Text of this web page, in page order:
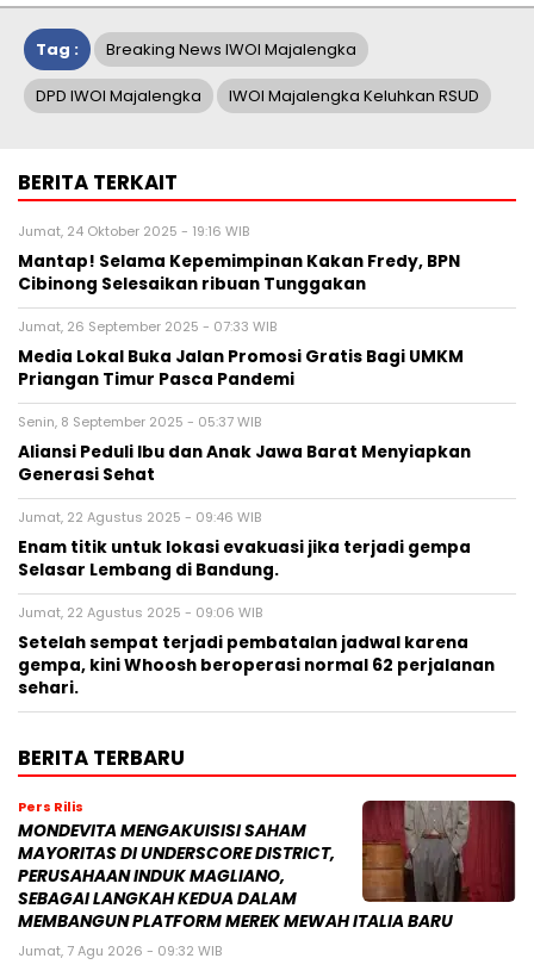
Tag : Breaking News IWOI Majalengka
DPD IWOI Majalengka IWOI Majalengka Keluhkan RSUD
BERITA TERKAIT
Jumat, 24 Oktober 2025 - 19:16 WIB
Mantap! Selama Kepemimpinan Kakan Fredy, BPN
Cibinong Selesaikan ribuan Tunggakan
Jumat, 26 September 2025 - 07:33 WIB
Media Lokal Buka Jalan Promosi Gratis Bagi UMKM
Priangan Timur Pasca Pandemi
Senin, 8 September 2025 - 05:37 WIB
Aliansi Peduli Ibu dan Anak Jawa Barat Menyiapkan
Generasi Sehat
Jumat, 22 Agustus 2025 - 09:46 WIB
Enam titik untuk lokasi evakuasi jika terjadi gempa
Selasar Lembang di Bandung.
Jumat, 22 Agustus 2025 - 09:06 WIB
Setelah sempat terjadi pembatalan jadwal karena
gempa, kini Whoosh beroperasi normal 62 perjalanan
sehari.
BERITA TERBARU
Pers Rilis
MONDEVITA MENGAKUISISI SAHAM
MAYORITAS DI UNDERSCORE DISTRICT,
PERUSAHAAN INDUK MAGLIANO,
SEBAGAI LANGKAH KEDUA DALAM
MEMBANGUN PLATFORM MEREK MEWAH ITALIA BARU
Jumat, 7 Agu 2026 - 09:32 WIB